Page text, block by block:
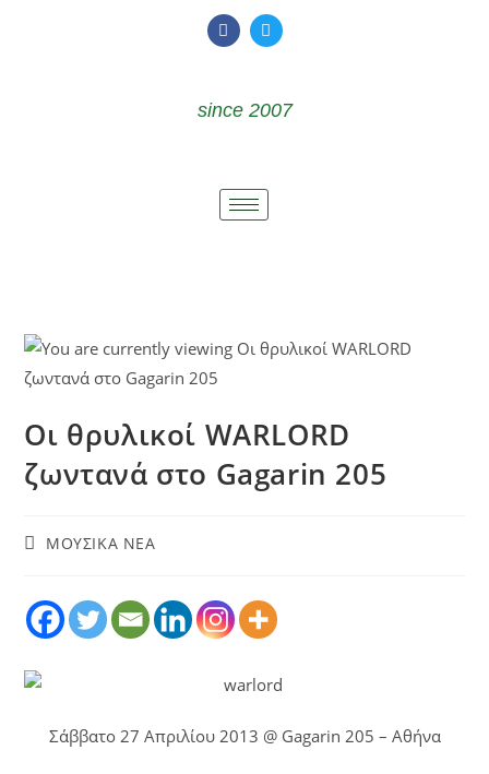
since 2007
Οι θρυλικοί WARLORD
ζωντανά στο Gagarin 205
ΜΟΥΣΙΚΑ ΝΕΑ
Σάββατο 27 Απριλίου 2013 @ Gagarin 205 – Αθήνα